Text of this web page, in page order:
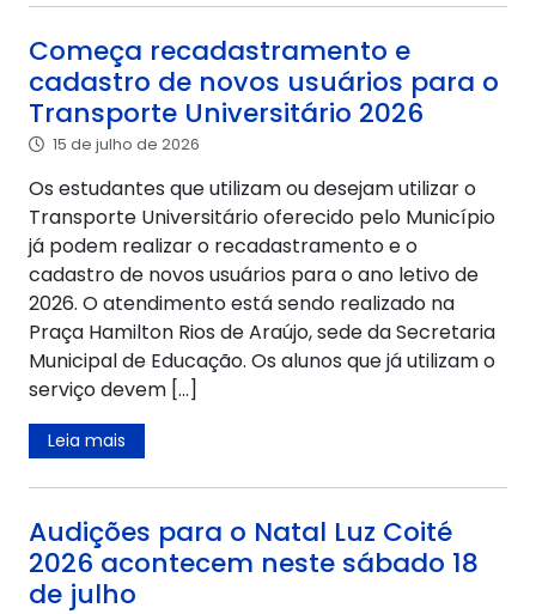
Começa recadastramento e
cadastro de novos usuários para o
Transporte Universitário 2026
15 de julho de 2026
Os estudantes que utilizam ou desejam utilizar o
Transporte Universitário oferecido pelo Município
já podem realizar o recadastramento e o
cadastro de novos usuários para o ano letivo de
2026. O atendimento está sendo realizado na
Praça Hamilton Rios de Araújo, sede da Secretaria
Municipal de Educação. Os alunos que já utilizam o
serviço devem […]
Leia mais
Audições para o Natal Luz Coité
2026 acontecem neste sábado 18
de julho